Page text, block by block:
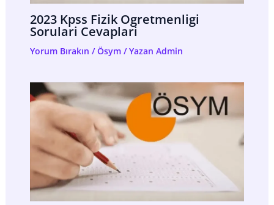
2023 Kpss Fizik Ogretmenligi
Sorulari Cevaplari
Yorum Bırakın /Ösym/ Yazan Admin